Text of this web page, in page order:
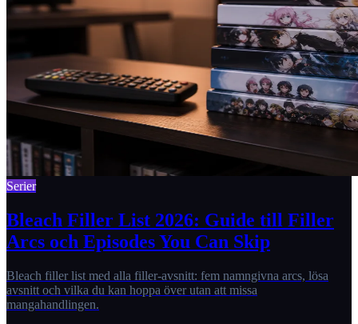
Serier
Bleach Filler List 2026: Guide till Filler
Arcs och Episodes You Can Skip
Bleach filler list med alla filler-avsnitt: fem namngivna arcs, lösa
avsnitt och vilka du kan hoppa över utan att missa
mangahandlingen.